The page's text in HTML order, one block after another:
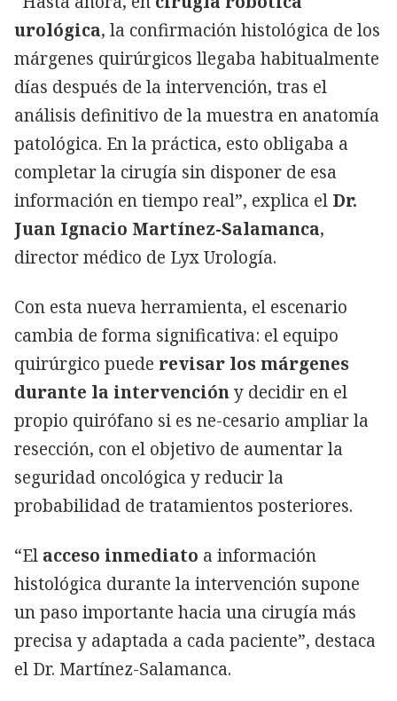
urológica, la confirmación histológica de los
márgenes quirúrgicos llegaba habitualmente
días después de la intervención, tras el
análisis definitivo de la muestra en anatomía
patológica. En la práctica, esto obligaba a
completar la cirugía sin disponer de esa
información en tiempo real”, explica el Dr.
Juan Ignacio Martínez-Salamanca,
director médico de Lyx Urología.
Con esta nueva herramienta, el escenario
cambia de forma significativa: el equipo
quirúrgico puede revisar los márgenes
durante la intervencióny decidir en el
propio quirófano si es ne-cesario ampliar la
resección, con el objetivo de aumentar la
seguridad oncológica y reducir la
probabilidad de tratamientos posteriores.
“El acceso inmediato a información
histológica durante la intervención supone
un paso importante hacia una cirugía más
precisa y adaptada a cada paciente”, destaca
el Dr. Martínez-Salamanca.